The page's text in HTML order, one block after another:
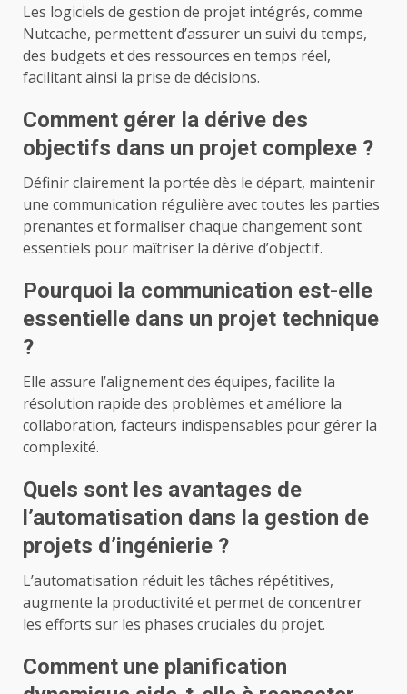
Les logiciels de gestion de projet intégrés, comme
Nutcache, permettent d’assurer un suivi du temps,
des budgets et des ressources en temps réel,
facilitant ainsi la prise de décisions.
Comment gérer la dérive des
objectifs dans un projet complexe ?
Définir clairement la portée dès le départ, maintenir
une communication régulière avec toutes les parties
prenantes et formaliser chaque changement sont
essentiels pour maîtriser la dérive d’objectif.
Pourquoi la communication est-elle
essentielle dans un projet technique
?
Elle assure l’alignement des équipes, facilite la
résolution rapide des problèmes et améliore la
collaboration, facteurs indispensables pour gérer la
complexité.
Quels sont les avantages de
l’automatisation dans la gestion de
projets d’ingénierie ?
L’automatisation réduit les tâches répétitives,
augmente la productivité et permet de concentrer
les efforts sur les phases cruciales du projet.
Comment une planification